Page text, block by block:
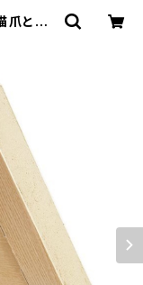
爪とぎ
ハウス